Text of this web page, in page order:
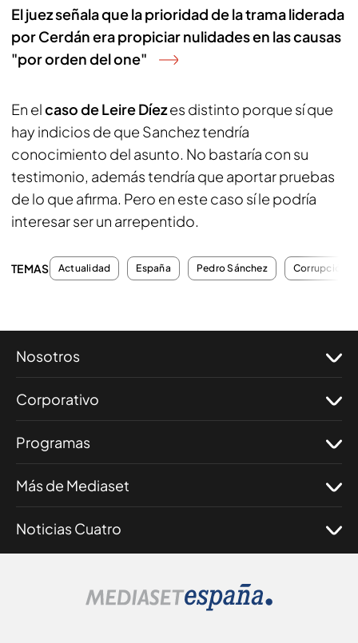
El juez señala que la prioridad de la trama liderada
por Cerdán era propiciar nulidades en las causas
"por orden del one"
En elcaso de Leire Díezes distinto porque sí que
hay indicios de que Sanchez tendría
conocimiento del asunto. No bastaría con su
testimonio, además tendría que aportar pruebas
de lo que afirma. Pero en este caso sí le podría
interesar ser un arrepentido.
TEMAS Actualidad España Pedro Sánchez Corrupción
Nosotros
Corporativo
Programas
Más de Mediaset
Noticias Cuatro